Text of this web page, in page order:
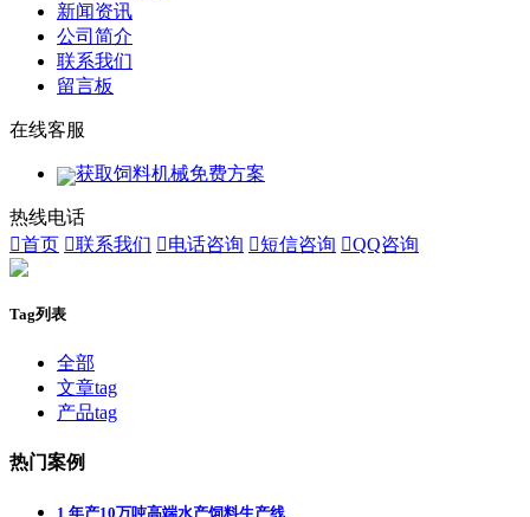
新闻资讯
公司简介
联系我们
留言板
在线客服
获取饲料机械免费方案
热线电话
首页 联系我们 电话咨询 短信咨询 QQ咨询
Tag列表
全部
文章tag
产品tag
热门案例
1 年产10万吨高端水产饲料生产线